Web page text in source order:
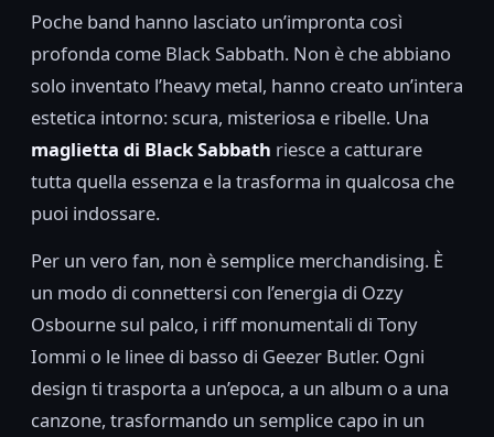
Poche band hanno lasciato un’impronta così
profonda come Black Sabbath. Non è che abbiano
solo inventato l’heavy metal, hanno creato un’intera
estetica intorno: scura, misteriosa e ribelle. Una
maglietta di Black Sabbath riesce a catturare
tutta quella essenza e la trasforma in qualcosa che
puoi indossare.
Per un vero fan, non è semplice merchandising. È
un modo di connettersi con l’energia di Ozzy
Osbourne sul palco, i riff monumentali di Tony
Iommi o le linee di basso di Geezer Butler. Ogni
design ti trasporta a un’epoca, a un album o a una
canzone, trasformando un semplice capo in un